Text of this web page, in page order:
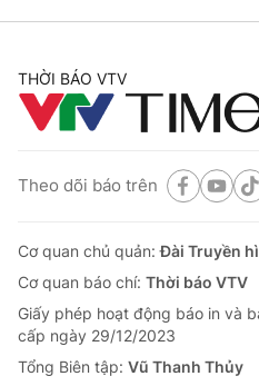
THỜI BÁO VTV
Theo dõi báo trên
Cơ quan chủ quản:Đài Truyền
Cơ quan báo chí: Thời báo VTV
Giấy phép hoạt động báo in và
cấp ngày 29/12/2023
Tổng Biên tập: Vũ Thanh Thủy